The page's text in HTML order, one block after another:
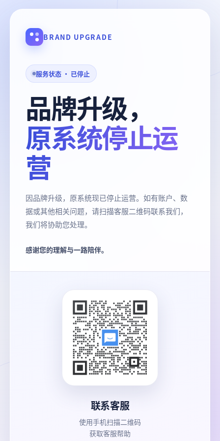
BRAND UPGRADE
服务状态 · 已停止
品牌升级，
原系统停止运
营
因品牌升级，原系统现已停止运营。如有账户、数
据或其他相关问题，请扫描客服二维码联系我们，
我们将协助您处理。
感谢您的理解与一路陪伴。
联系客服
使用手机扫描二维码
获取客服帮助